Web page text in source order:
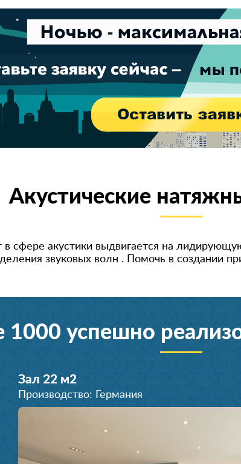
Акустические
сфере акустики выдвигается на
я звуковых волн . Помочь в создании
1000 успешно
Зал 22 м2
Производство: Германия
Спальня 14 м
Лоджия 10 м
Зал 22 м